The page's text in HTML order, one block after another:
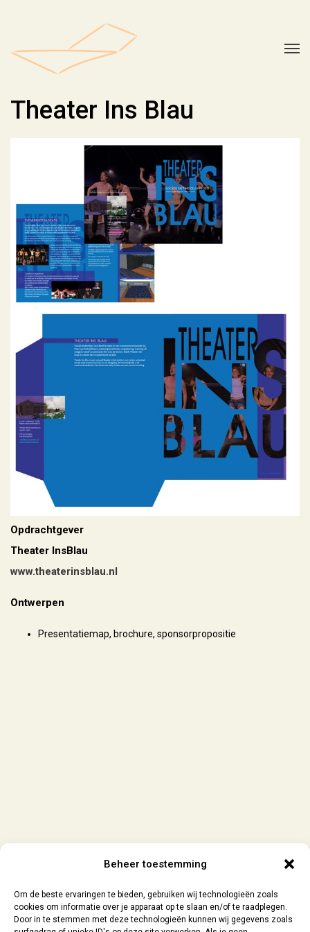
Beheer toestemming
Om de beste ervaringen te bieden, gebruiken wij technologieën zoals
cookies om informatie over je apparaat op te slaan en/of te raadplegen.
Door in te stemmen met deze technologieën kunnen wij gegevens zoals
Theater Ins Blau
Opdrachtgever
Theater InsBlau
www.theaterinsblau.nl
Ontwerpen
Presentatiemap, brochure, sponsorpropositie